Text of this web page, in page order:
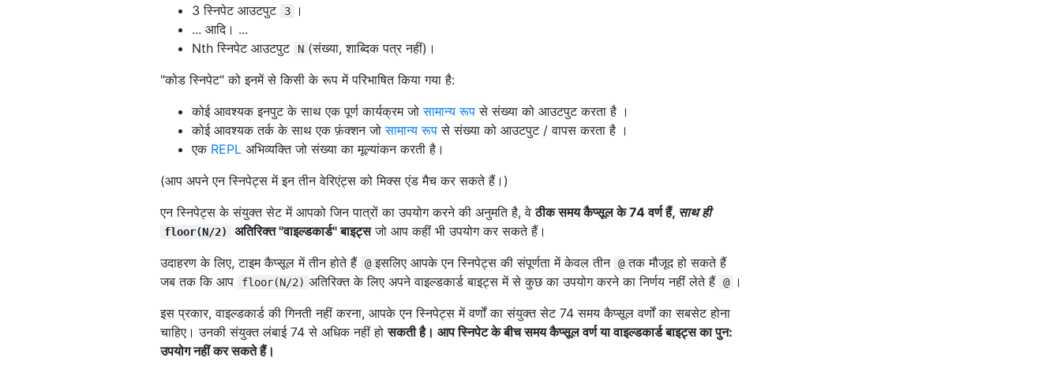
3 स्निपेट आउटपुट
3
।
... आदि। ...
Nth स्निपेट आउटपुट
N (संख्या, शाब्दिक पत्र नहीं)।
"कोड स्निपेट" को इनमें से किसी के रूप में परिभाषित किया गया है:
कोई आवश्यक इनपुट के साथ एक पूर्ण कार्यक्रम जोसामान्य रूप से संख्या को आउटपुट करता है ।
कोई आवश्यक तर्क के साथ एक फ़ंक्शन जोसामान्य रूप से संख्या को आउटपुट / वापस करता है ।
एक REPL अभिव्यक्ति जो संख्या का मूल्यांकन करती है।
(आप अपने एन स्निपेट्स में इन तीन वेरिएंट्स को मिक्स एंड मैच कर सकते हैं।)
एन स्निपेट्स के संयुक्त सेट में आपको जिन पात्रों का उपयोग करने की अनुमति है, वेठीक समय कैप्सूल के 74 वर्ण हैं, साथ ही
floor(N/2) अतिरिक्त "वाइल्डकार्ड" बाइट्सजो आप कहीं भी उपयोग कर सकते हैं।
उदाहरण के लिए, टाइम कैप्सूल में तीन होते हैं @ इसलिए आपके एन स्निपेट्स की संपूर्णता में केवल तीन @ तक मौजूद हो सकते हैं
जब तक कि आप
floor(N/2) अतिरिक्त के लिए अपने वाइल्डकार्ड बाइट्स में से कुछ का उपयोग करने का निर्णय नहीं लेते हैं @
।
इस प्रकार, वाइल्डकार्ड की गिनती नहीं करना, आपके एन स्निपेट्स में वर्णों का संयुक्त सेट 74 समय कैप्सूल वर्णों का सबसेट होना
चाहिए। उनकी संयुक्त लंबाई 74 से अधिक नहीं होसकती है। आप स्निपेट के बीच समय कैप्सूल वर्ण या वाइल्डकार्ड बाइट्स का पुन:
उपयोग नहीं कर सकते हैं।